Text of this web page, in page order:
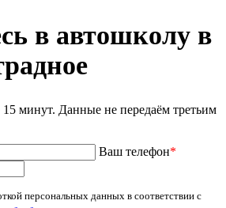
в автошколу в
минут. Данные не передаём третьим
Ваш телефон*
персональных данных в соответствии с